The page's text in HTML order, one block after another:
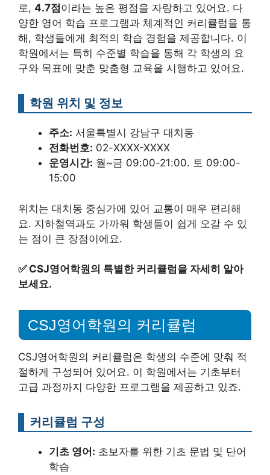
로, 4.7점 이라는 높은 평점을 자랑하고 있어요. 다
양한 영어 학습 프로그램과 체계적인 커리큘럼을 통
해, 학생들에게 최적의 학습 경험을 제공합니다. 이
학원에서는 특히 수준별 학습을 통해 각 학생의 요
구와 목표에 맞춘 맞춤형 교육을 시행하고 있어요.
학원 위치 및 정보
주소: 서울특별시 강남구 대치동
전화번호: 02-XXXX-XXXX
운영시간: 월~금 09:00-21:00. 토 09:00-
15:00
위치는 대치동 중심가에 있어 교통이 매우 편리해
요. 지하철역과도 가까워 학생들이 쉽게 오갈 수 있
는 점이 큰 장점이에요.
✅ CSJ영어학원의 특별한 커리큘럼을 자세히 알아
보세요.
CSJ영어학원의 커리큘럼
CSJ영어학원의 커리큘럼은 학생의 수준에 맞춰 적
절하게 구성되어 있어요. 이 학원에서는 기초부터
고급 과정까지 다양한 프로그램을 제공하고 있죠.
커리큘럼 구성
기초 영어: 초보자를 위한 기초 문법 및 단어
학습